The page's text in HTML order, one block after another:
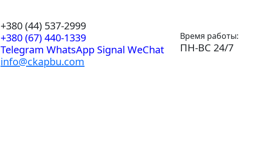
+380 (44) 537-2999
+380 (67) 440-1339
Telegram WhatsApp Signal WeChat
info@ckapbu.com
Время работы:
ПН-ВС 24/7